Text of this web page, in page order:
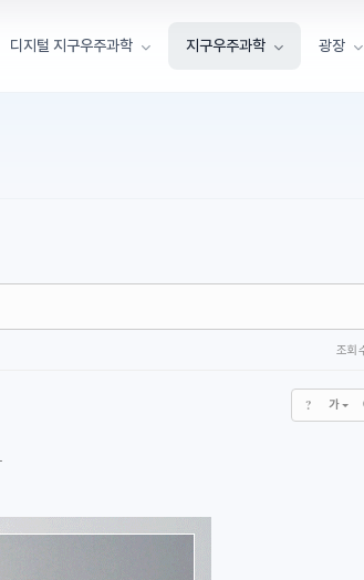
디지털 지구우주과학 지구우주과학 광장
조회
? 가